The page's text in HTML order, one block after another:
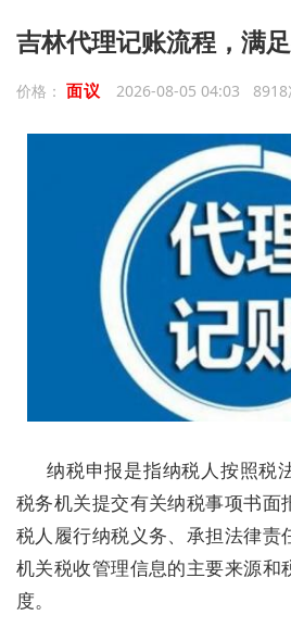
吉林代理记账流程，满
价格： 面议 2026-08-05 04:03 8918
纳税申报是指纳税人按照税
税务机关提交有关纳税事项书面
税人履行纳税义务、承担法律责
机关税收管理信息的主要来源和
度。